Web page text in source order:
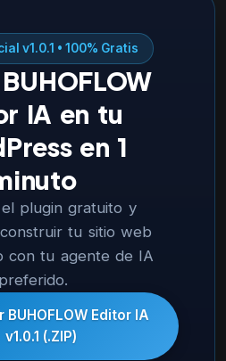
v1.0.1 • 100% Gratis
IA en tu
en 1
plugin gratuito y
tu sitio web
con tu agente de IA
preferido.
BUHOFLOW Editor IA
v1.0.1 (.ZIP)